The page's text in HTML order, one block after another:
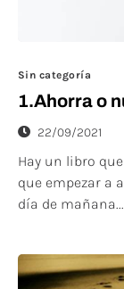
Sin categoría
1.Ahorra o
22/09/2021
Hay un libro
que empezar a
día de